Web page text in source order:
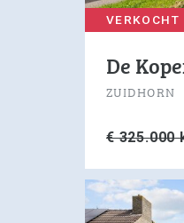
VERKOCHT
De
ZUIDHORN
€ 325.000